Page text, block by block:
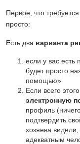
Первое, что
просто:
Есть два варианта
если у вас есть
будет просто
помощью»
Если всего
электронную
профиль
подтвердить
хозяева
адекватным